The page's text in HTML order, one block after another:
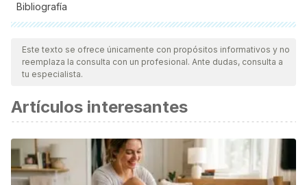
Bibliografía
Todas las fuentes citadas fueron revisadas a profundidad por
nuestro equipo, para asegurar su calidad, confiabilidad,
vigencia y validez.La bibliografía de este artículo fue
científica.
Romana, R. C. (2013). Acupuntura, electroacupuntura,
moxibustión y técnicas relacionadas en el tratamiento del
dolor. Revista de La Sociedad Espanola Del Dolor.
https://doi.org/10.4321/S1134-80462013000500006
Este texto se ofrece únicamente con propósitos informativos y no
reemplaza la consulta con un profesional. Ante dudas, consulta a
tu especialista.
Artículos interesantes